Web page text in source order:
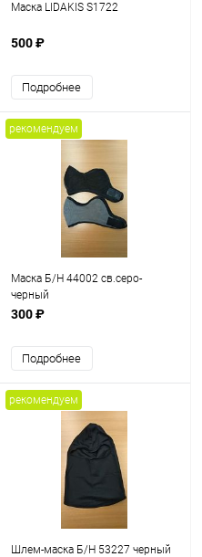
Маска LIDAKIS S1722
500 ₽
Подробнее
рекомендуем
Маска Б/Н 44002 св.серо-
черный
300 ₽
Подробнее
рекомендуем
Шлем-маска Б/Н 53227 черный